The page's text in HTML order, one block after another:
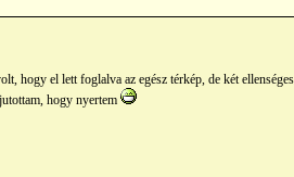
hogy el lett foglalva az egész térkép, de két
hogy nyertem